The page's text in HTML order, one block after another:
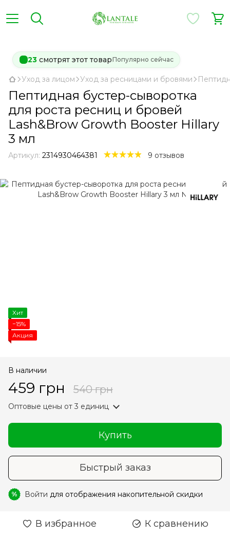
23 смотрят этот товарПопулярно сейчас
Уход за лицом Уход за ресницами и бровями
Пептидная бустер-сыворотка
для роста ресниц и бровей
Lash&Brow Growth Booster Hillary
3 мл
Артикул: 2314930464381 9 отзывов
Хит
−15%
Акция
В наличии
459 грн 540 грн
Оптовые цены от 3 единиц
Купить
Быстрый заказ
% Войти для отображения накопительной скидки
В избранное К сравнению